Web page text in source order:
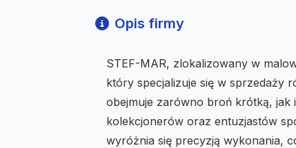
Opis firmy
STEF-MAR, zlokalizowany w
który specjalizuje się w sprzedaży
obejmuje zarówno broń krótką, jak
kolekcjonerów oraz entuzjastów
wyróżnia się precyzją wykonania,